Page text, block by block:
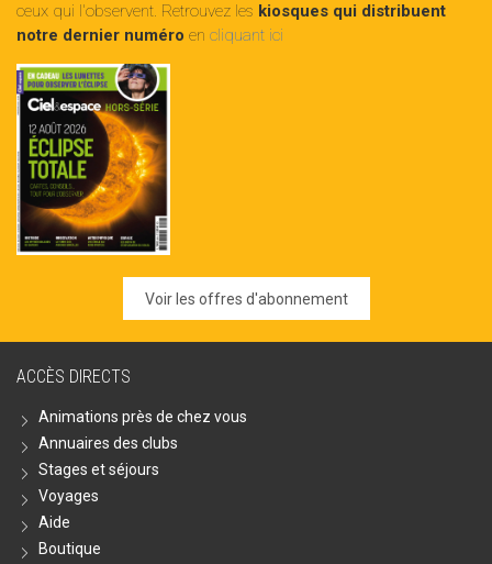
ceux qui l'observent. Retrouvez les kiosques qui distribuent
notre dernier numéro en cliquant ici
Voir les offres d'abonnement
ACCÈS DIRECTS
Animations près de chez vous
Annuaires des clubs
Stages et séjours
Voyages
Aide
Boutique